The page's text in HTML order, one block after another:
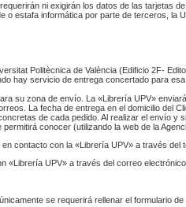
ni exigirán los datos de las tarjetas
estafa informática por parte de terceros, la
Politècnica de València (Edificio 2F-
hay servicio de entrega concertado para
su zona de envío. La «Librería UPV»
La fecha de entrega en el domicilio del
de cada pedido. Al realizar el envío y
conocer (utilizando la web de la
contacto con la «Librería UPV» a través
«Librería UPV» a través del correo electrónico
se requerirá rellenar el formulario